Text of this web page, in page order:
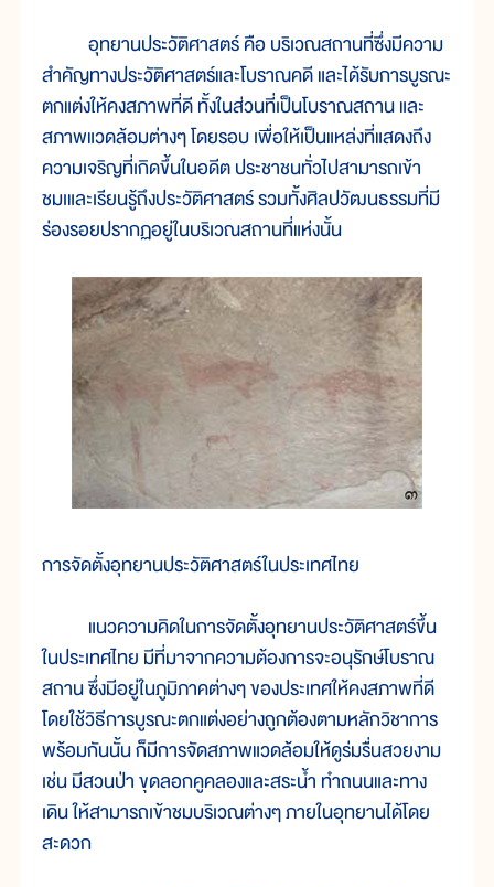
อุทยานประวัติศาสตร์ คือ บริเวณสถานที่ซึ่งมีความ
สำคัญทางประวัติศาสตร์และโบราณคดี และได้รับการบูรณะ
ตกแต่งให้คงสภาพที่ดี ทั้งในส่วนที่เป็นโบราณสถาน และ
สภาพแวดล้อมต่างๆ โดยรอบ เพื่อให้เป็นแหล่งที่แสดงถึง
ความเจริญที่เกิดขึ้นในอดีต ประชาชนทั่วไปสามารถเข้า
ชมเและเรียนรู้ถึงประวัติศาสตร์ รวมทั้งศิลปวัฒนธรรมที่มี
ร่องรอยปรากฏอยู่ในบริเวณสถานที่แห่งนั้น
การจัดตั้งอุทยานประวัติศาสตร์ในประเทศไทย
แนวความคิดในการจัดตั้งอุทยานประวัติศาสตร์ขึ้น
ในประเทศไทย มีที่มาจากความต้องการจะอนุรักษ์โบราณ
สถาน ซึ่งมีอยู่ในภูมิภาคต่างๆ ของประเทศให้คงสภาพที่ดี
โดยใช้วิธีการบูรณะตกแต่งอย่างถูกต้องตามหลักวิชาการ
พร้อมกันนั้น ก็มีการจัดสภาพแวดล้อมให้ดูร่มรื่นสวยงาม
เช่น มีสวนป่า ขุดลอกคูคลองและสระน้ำ ทำถนนและทาง
เดิน ให้สามารถเข้าชมบริเวณต่างๆ ภายในอุทยานได้โดย
สะดวก